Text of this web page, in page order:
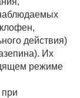
действия)
Их
режиме